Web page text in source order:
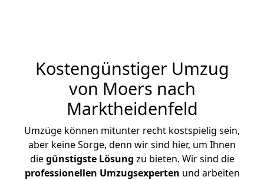
Kostengünstiger Umzug
von Moers nach
Marktheidenfeld
Umzüge können mitunter recht kostspielig sein,
aber keine Sorge, denn wir sind hier, um Ihnen
diegünstigste Lösung zu bieten. Wir sind die
professionellen Umzugsexperten und arbeiten